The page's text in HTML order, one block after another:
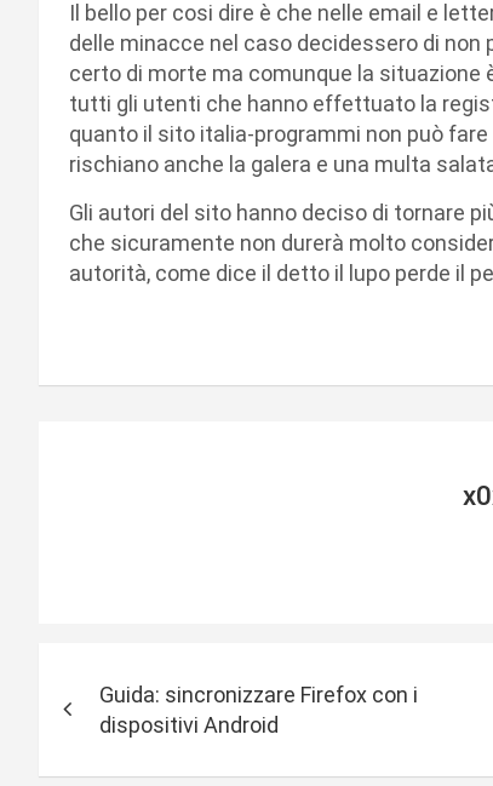
Il bello per cosi dire è che nelle email e
delle minacce nel caso decidessero di
certo di morte ma comunque la
tutti gli utenti che hanno effettuato la
quanto il sito italia-programmi non può
rischiano anche la galera e una multa
Gli autori del sito hanno deciso di tornare
che sicuramente non durerà molto
autorità, come dice il detto il lupo perde il
v
Guida: sincronizzare Firefox con i
dispositivi Android